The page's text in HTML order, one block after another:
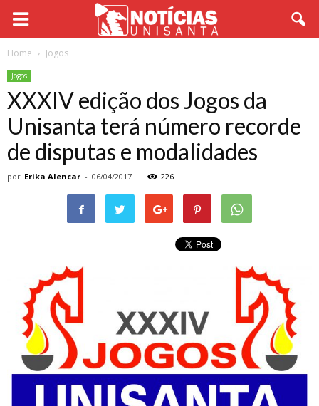
Home Jogos
Jogos
XXXIV edição dos Jogos da
Unisanta terá número recorde
de disputas e modalidades
por Erika Alencar - 06/04/2017 226